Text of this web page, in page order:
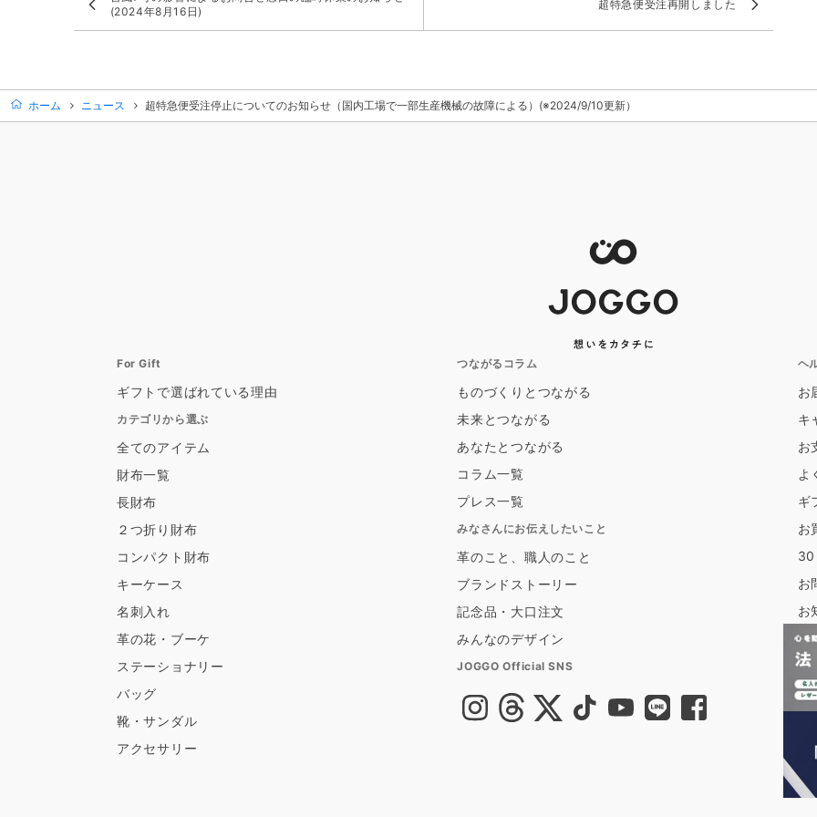
(2024年8月16日)
超特急便受注再開しました
ホーム ニュース 超特急便受注停止についてのお知らせ（国内工場で一部生産機械の故障による）(※2024/9/10更新）
For Gift
ギフトで選ばれている理由
カテゴリから選ぶ
全てのアイテム
財布一覧
長財布
２つ折り財布
コンパクト財布
キーケース
名刺入れ
革の花・ブーケ
ステーショナリー
バッグ
靴・サンダル
アクセサリー
つながるコラム
ものづくりとつながる
未来とつながる
あなたとつながる
コラム一覧
プレス一覧
みなさんにお伝えしたいこと
革のこと、職人のこと
ブランドストーリー
記念品・大口注文
みんなのデザイン
JOGGO Official SNS
ヘ
お
キ
お
よ
ギ
お
30
お
お